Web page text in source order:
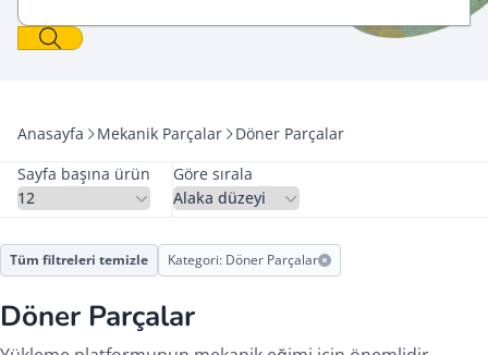
Anasayfa Mekanik Parçalar
Döner Parçalar
Sayfa başına ürün
Göre sırala
Tüm filtreleri temizle Kategori: Döner Parçalar
Döner Parçalar